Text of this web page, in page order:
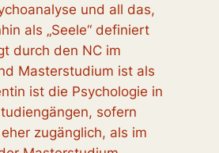
und all das,
als „Seele“ definiert
durch den NC im
Masterstudium ist als
ist die Psychologie in
sofern
zugänglich, als im